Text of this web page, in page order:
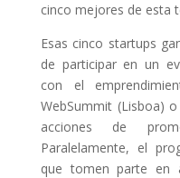
cinco mejores de esta
Esas cinco startups
de participar en un
con el
WebSummit (Lisboa)
acciones de
Paralelamente, el
que tomen parte en